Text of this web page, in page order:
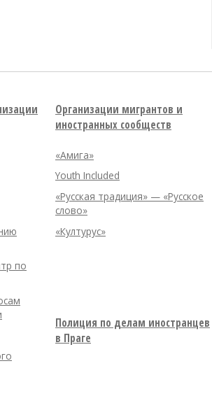
по
Организации мигрантов и
иностранных сообществ
«Амига»
Youth Included
«Русская традиция» — «Русское
слово»
«Културус»
Полиция по делам иностранцев
в Праге